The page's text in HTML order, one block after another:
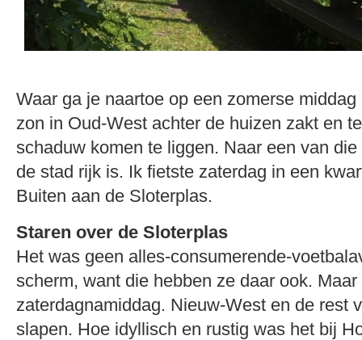
Waar ga je naartoe op een zomerse
zon in Oud-West achter de huizen zakt en
schaduw komen te liggen. Naar een van
de stad rijk is. Ik fietste zaterdag in een
Buiten aan de Sloterplas.
Staren over de Sloterplas
Het was geen alles-consumerende-
scherm, want die hebben ze daar ook.
zaterdagnamiddag. Nieuw-West en de rest
slapen. Hoe idyllisch en rustig was het bij